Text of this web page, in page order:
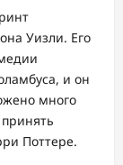
Уизли. Его
и он
много
Поттере.